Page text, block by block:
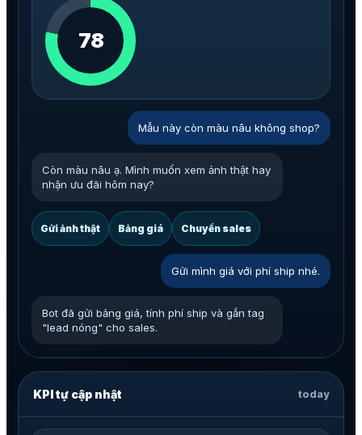
78
Mẫu này còn màu nâu không shop?
Còn màu nâu ạ. Mình muốn xem ảnh thật hay
nhận ưu đãi hôm nay?
Gửi ảnh thật Bảng giá Chuyển sales
Gửi mình giá với phí ship nhé.
Bot đã gửi bảng giá, tính phí ship và gắn tag
"lead nóng" cho sales.
KPI tự cập nhật today